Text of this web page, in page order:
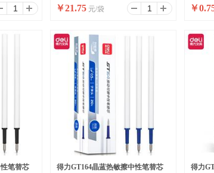
(袋)
￥21.75 元/袋 0.5mm
￥
笔替芯 得力GT164晶蓝热敏擦中性笔替芯 得力